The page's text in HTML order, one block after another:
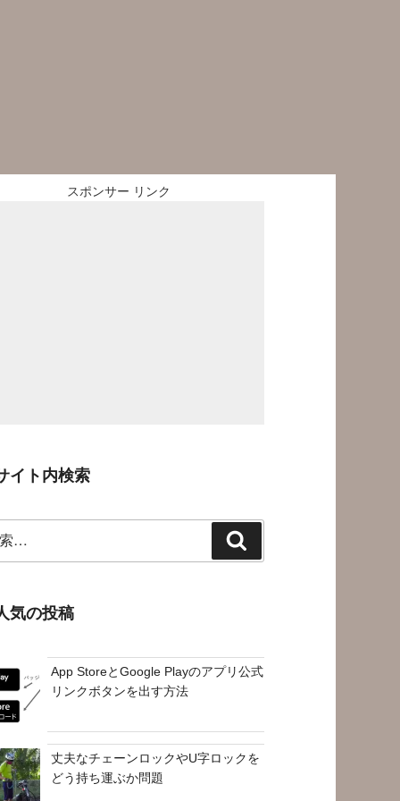
スポンサー リンク
イト内検索
索
気の投稿
App StoreとGoogle Playのアプリ公式
リンクボタンを出す方法
丈夫なチェーンロックやU字ロックを
どう持ち運ぶか問題